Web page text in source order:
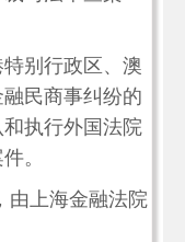
特别行政区、澳
民商事纠纷的
执行外国法院
。
由上海金融法院